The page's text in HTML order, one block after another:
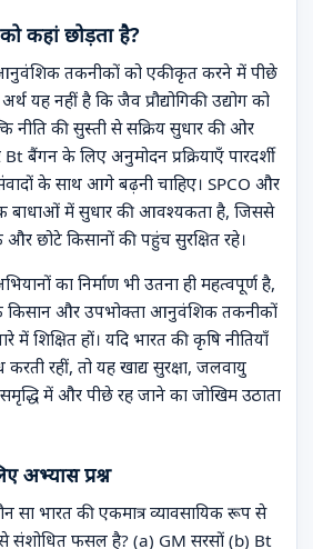
कहां छोड़ता है?
तकनीकों को एकीकृत करने में पीछे
यह नहीं है कि जैव प्रौद्योगिकी उद्योग को
नीति की सुस्ती से सक्रिय सुधार की ओर
बैंगन के लिए अनुमोदन प्रक्रियाएँ पारदर्शी
के साथ आगे बढ़नी चाहिए। SPCO और
बाधाओं में सुधार की आवश्यकता है, जिससे
और छोटे किसानों की पहुंच सुरक्षित रहे।
का निर्माण भी उतना ही महत्वपूर्ण है,
किसान और उपभोक्ता आनुवंशिक तकनीकों
में शिक्षित हों। यदि भारत की कृषि नीतियाँ
करती रहीं, तो यह खाद्य सुरक्षा, जलवायु
में और पीछे रह जाने का जोखिम उठाता
अभ्यास प्रश्न
सा भारत की एकमात्र व्यावसायिक रूप से
फसल है? (a) GM सरसों (b) Bt